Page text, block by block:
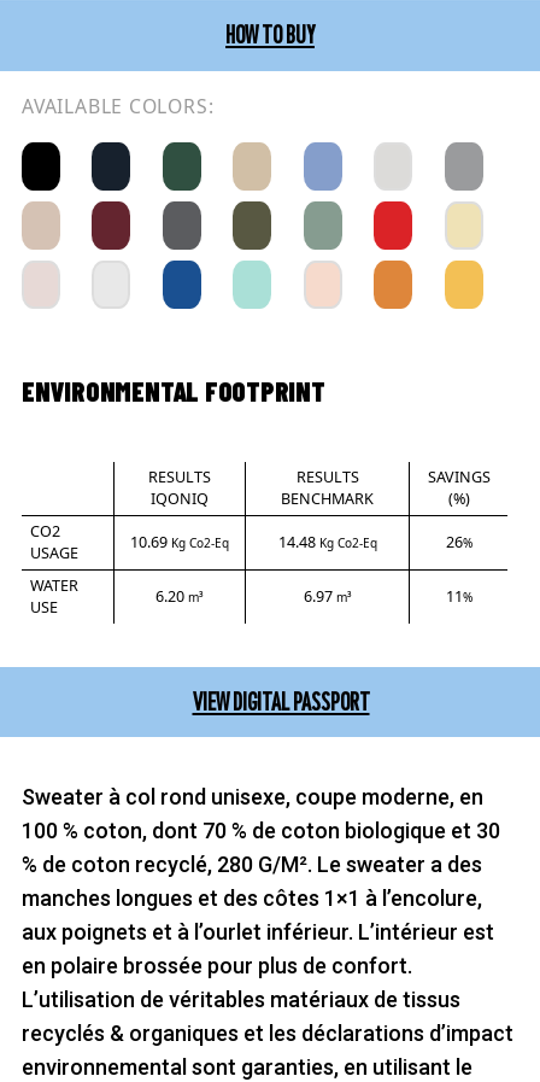
HOW TO BUY
AVAILABLE COLORS:
ENVIRONMENTAL FOOTPRINT
RESULTS
IQONIQ
RESULTS
BENCHMARK
SAVINGS
(%)
CO2
USAGE
10.69 Kg Co2-Eq 14.48 Kg Co2-Eq 26%
WATER
USE
6.20 m³ 6.97 m³ 11%
VIEW DIGITAL PASSPORT
Sweater à col rond unisexe, coupe moderne, en
100 % coton, dont 70 % de coton biologique et 30
% de coton recyclé, 280 G/M². Le sweater a des
manches longues et des côtes 1×1 à l’encolure,
aux poignets et à l’ourlet inférieur. L’intérieur est
en polaire brossée pour plus de confort.
L’utilisation de véritables matériaux de tissus
recyclés & organiques et les déclarations d’impact
environnemental sont garanties, en utilisant le